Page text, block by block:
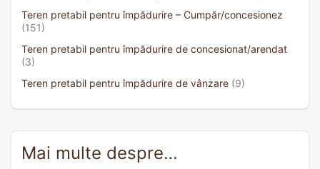
Teren pretabil pentru împădurire – Cumpăr/concesionez
(151)
Teren pretabil pentru împădurire de concesionat/arendat
(3)
Teren pretabil pentru împădurire de vânzare (9)
Mai multe despre…